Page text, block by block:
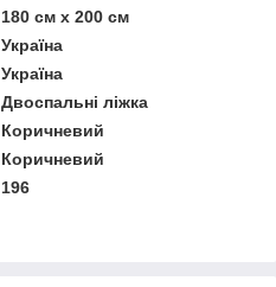
180 см х 200 см
Україна
Україна
Двоспальні ліжка
Коричневий
Коричневий
196